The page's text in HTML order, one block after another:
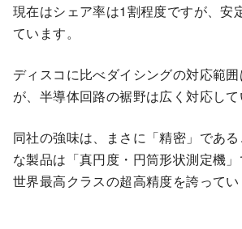
現在はシェア率は1割程度ですが、安
ています。
ディスコに比べダイシングの対応範
が、半導体回路の裾野は広く対応して
同社の強味は、まさに「精密」であ
な製品は「真円度・円筒形状測定機
世界最高クラスの超高精度を誇ってい